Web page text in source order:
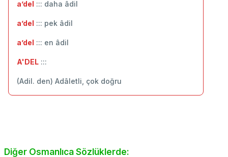
a’del ::: daha âdil
a’del ::: pek âdil
a’del ::: en âdil
A'DEL :::
(Adil. den) Adâletli, çok doğru
Diğer Osmanlıca Sözlüklerde: